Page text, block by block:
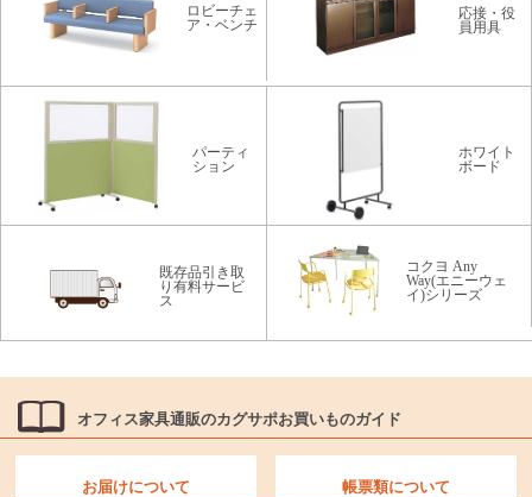
ロビーチェ
ア・ベンチ
応接・役
員用具
パーティ
ション
ホワイト
ボード
既存品引き取
り有料サービ
ス
コクヨ Any
Way(エニーウェ
イ)シリーズ
オフィス家具通販のカグサポお買いものガイド
お届けについて 帳票類について